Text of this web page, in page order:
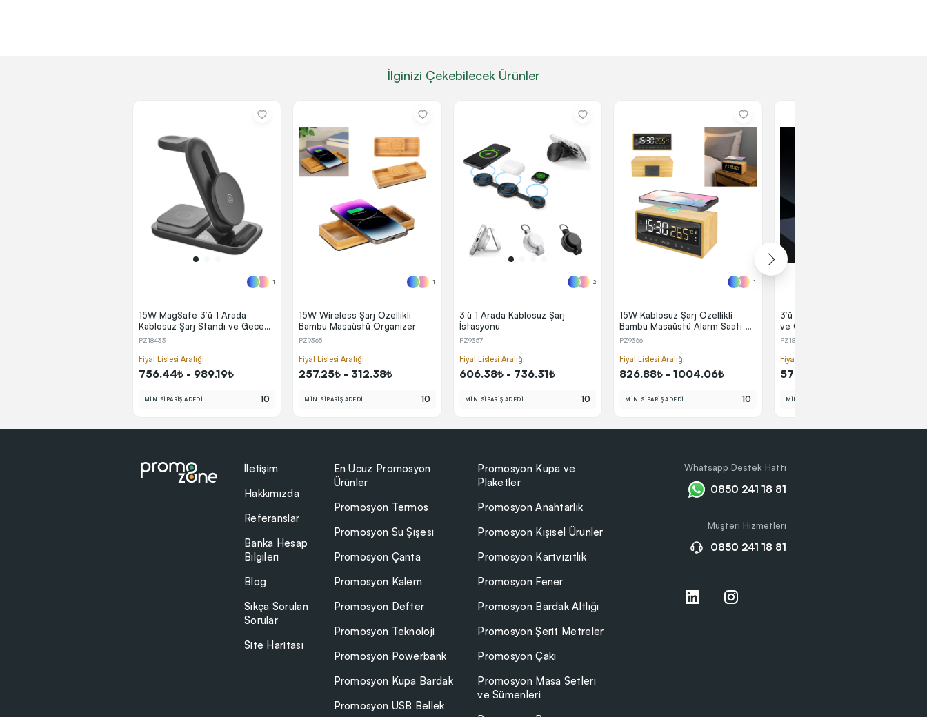
İlginizi Çekebilecek Ürünler
1
15W MagSafe 3’ü 1 Arada
Kablosuz Şarj Standı ve Gece
Lambası
PZ18433
Fiyat Listesi Aralığı
756.44₺ - 989.19₺
MİN. SİPARİŞ ADEDİ 10
1
15W Wireless Şarj Özellikli
Bambu Masaüstü Organizer
PZ9365
Fiyat Listesi Aralığı
257.25₺ - 312.38₺
MİN. SİPARİŞ ADEDİ 10
2
3’ü 1 Arada Kablosuz Şarj
İstasyonu
PZ9357
Fiyat Listesi Aralığı
606.38₺ - 736.31₺
MİN. SİPARİŞ ADEDİ 10
1
15W Kablosuz Şarj Özellikli
Bambu Masaüstü Alarm Saati ve
Termometre
PZ9366
Fiyat Listesi Aralığı
826.88₺ - 1004.06₺
MİN. SİPARİŞ ADEDİ 10
3’ü 1 Arada Wireless Şarj Cihazı
ve Gece Lambası
PZ18190
Fiyat Listesi Aralığı
574.77₺ - 697.94₺
MİN. SİPARİŞ ADEDİ
İletişim
Hakkımızda
Referanslar
Banka Hesap
Bilgileri
Blog
Sıkça Sorulan
Sorular
Site Haritası
En Ucuz Promosyon
Ürünler
Promosyon Termos
Promosyon Su Şişesi
Promosyon Çanta
Promosyon Kalem
Promosyon Defter
Promosyon Teknoloji
Promosyon Powerbank
Promosyon Kupa Bardak
Promosyon USB Bellek
Promosyon Kupa ve
Plaketler
Promosyon Anahtarlık
Promosyon Kişisel Ürünler
Promosyon Kartvizitlik
Promosyon Fener
Promosyon Bardak Altlığı
Promosyon Şerit Metreler
Promosyon Çakı
Promosyon Masa Setleri
ve Sümenleri
Whatsapp Destek Hattı
0850 241 18 81
Müşteri Hizmetleri
0850 241 18 81